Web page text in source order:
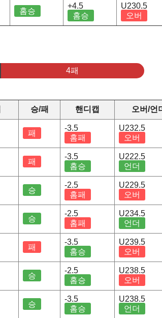
홈승
+4.5
홈승
U230.5
오버
4패
승/패 핸디캡 오버/언
패
-3.5
홈패
U232.5
오버
패
-3.5
홈승
U222.5
언더
승
-2.5
홈패
U229.5
오버
승
-2.5
홈패
U234.5
언더
패
-3.5
홈승
U239.5
오버
승
-2.5
홈승
U238.5
오버
승
-3.5
홈승
U238.5
언더